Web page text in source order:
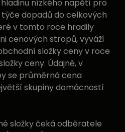
nízkého napětí pro
týče dopadů do celkových
v tomto roce hradily
cenových stropů, vyváží
složky ceny v roce
ceny. Údajně, v
se průměrná cena
skupiny domácností
složky čeká odběratele